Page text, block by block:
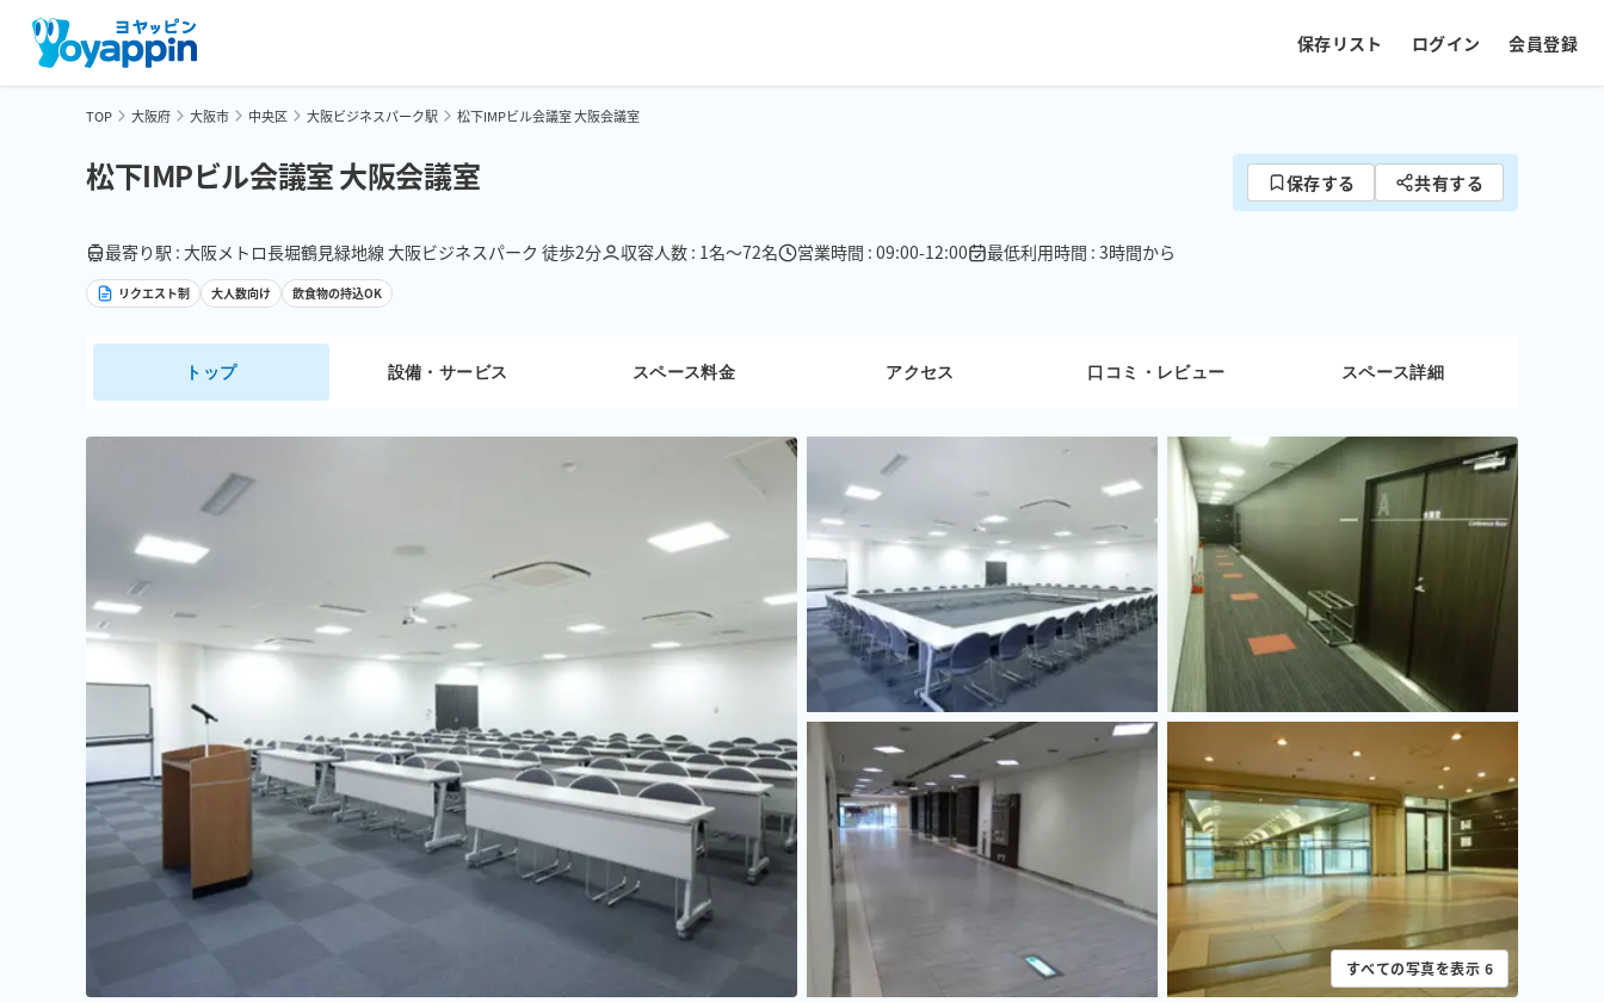
保存リスト ログイン 会員登録
TOP 大阪府 大阪市 中央区 大阪ビジネスパーク駅 松下IMPビル会議室 大阪会議室
すべての写真を表示 6
松下IMPビル会議室 大阪会議室 保存する 共有する
最寄り駅 : 大阪メトロ長堀鶴見緑地線 大阪ビジネスパーク 徒歩2分 収容人数 : 1名〜72名 営業時間 : 09:00-12:00 最低利用時間 : 3時間から
リクエスト制 大人数向け 飲食物の持込OK
トップ 設備・サービス スペース料金 アクセス 口コミ・レビュー スペース詳細